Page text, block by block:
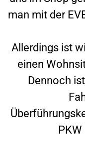
man mit der
Allerdings ist
einen
Dennoch
PKW